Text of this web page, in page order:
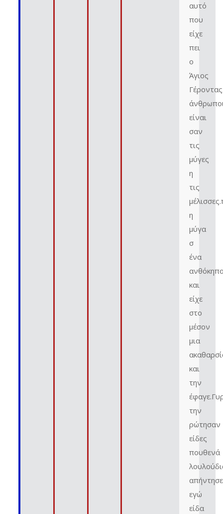
αυτό
που
είχε
πει
ο
Άγιος
είναι
σαν
τις
μύγες
η
τις
η
μύγα
σ
ένα
και
είχε
στο
μέσον
μια
και
την
την
ρώτησαν
είδες
πουθενά
απήντησε
εγώ
είδα